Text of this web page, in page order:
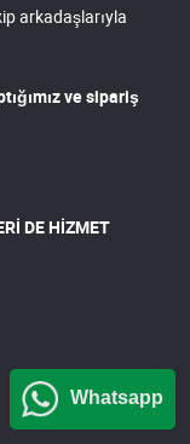
arkadaşlarıyla
ve sipariş
DE HİZMET
Whatsapp